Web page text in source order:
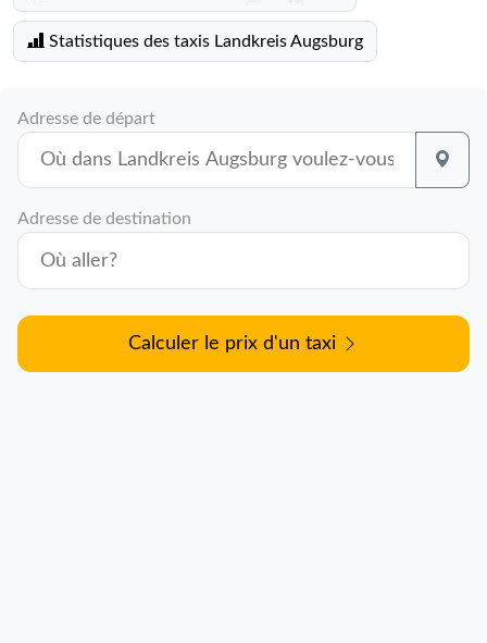
Statistiques des taxis Landkreis Augsburg
Adresse de départ
Adresse de destination
Calculer le prix d'un taxi